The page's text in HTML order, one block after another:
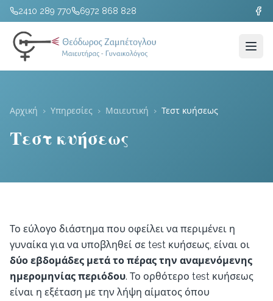
2410 289 770 6972 868 828
Αρχική › Υπηρεσίες › Μαιευτική › Τεστ κυήσεως
Τεστ κυήσεως
Το εύλογο διάστημα που οφείλει να περιμένει η
γυναίκα για να υποβληθεί σε test κυήσεως, είναι οι
δύο εβδομάδες μετά το πέρας την αναμενόμενης
ημερομηνίας περιόδου. Το ορθότερο test κυήσεως
είναι η εξέταση με την λήψη αίματος όπου